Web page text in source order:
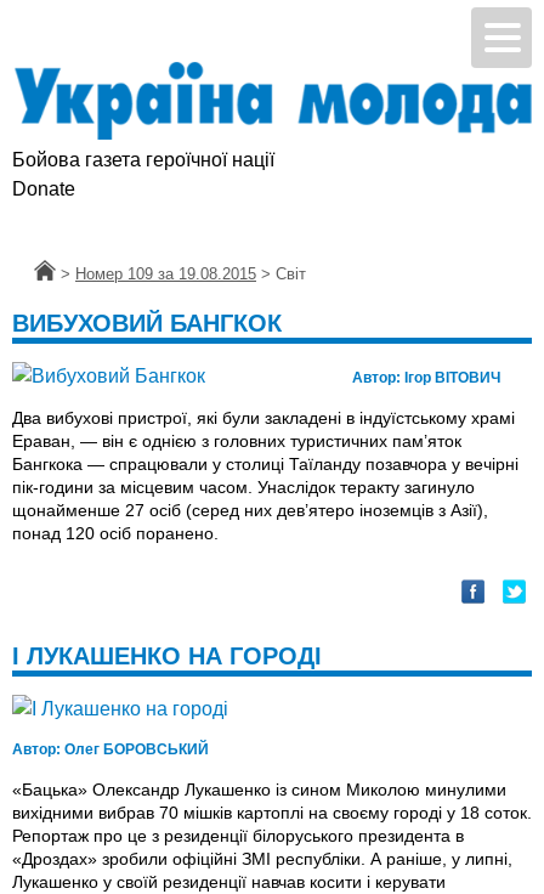
Бойова газета героїчної нації
Donate
Головна
> Номер 109 за 19.08.2015 > Світ
ВИБУХОВИЙ БАНГКОК
Автор: Ігор ВІТОВИЧ
Два вибухові пристрої, які були закладені в індуїстському храмі
Ераван, — він є однією з головних туристичних пам’яток
Бангкока — спрацювали у столиці Таїланду позавчора у вечірні
пік-години за місцевим часом. Унаслідок теракту загинуло
щонайменше 27 осіб (серед них дев’ятеро іноземців з Азії),
понад 120 осіб поранено.
І ЛУКАШЕНКО НА ГОРОДІ
Автор: Олег БОРОВСЬКИЙ
«Бацька» Олександр Лукашенко із сином Миколою минулими
вихідними вибрав 70 мішків картоплі на своєму городі у 18 соток.
Репортаж про це з резиденції білоруського президента в
«Дроздах» зробили офіційні ЗМІ республіки. А раніше, у липні,
Лукашенко у своїй резиденції навчав косити і керувати